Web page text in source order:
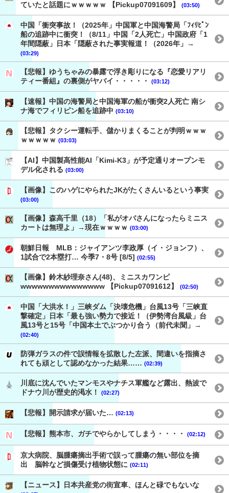
ていたと話題にｗｗｗｗｗ 【Pickup07091609】
(03:50)
中国「衝突事故！（2025年」中国軍と中国海警局「ﾌｨﾘﾋﾟﾝ
船の追跡中に衝突！（8/11」中国「2人死亡」中国政府「1
年間隠蔽」日本「隠蔽された事実報道！（2026年」→
(03:29)
【悲報】ゆうちゃみの暴露で浮き彫りになる『恋愛リアリ
ティー番組』の裏側がヤバイ・・・・・
(03:12)
【速報】中国の海警局と中国海軍の船が衝突2人死亡 南シ
ナ海でフィリピン船を追跡中 (03:10)
【悲報】タクシー運転手、儲かりまくることが判明ｗｗｗ
ｗｗｗｗｗ (03:03)
【AI】中国製高性能AI「Kimi-K3」が予定通りオープンモ
デル化される (03:00)
【画像】このハゲにやられたJKがたくさんいるという事実
(03:00)
【画像】森高千里（18）「私がオバさんになったらミニス
カートは無理よ」→現在ｗｗｗｗ (03:00)
朝鮮日報 MLB：ジャイアンツ李政厚（イ・ジョンフ）、
1試合で2本塁打… 今季7・8号 [8/5] (02:55)
【画像】鈴木紗理奈さん(48)、ミニスカワンピ
wwwwwwwwwwwwwww 【Pickup07091612】
(02:50)
中国「大洪水！」三峡ダム「決壊危機」台風13号「三峡直
撃確定」日本「最も強い勢力で接近！（伊勢湾台風級」台
風13号と15号「中国本土でぶつかり合う（前代未聞」→
(02:40)
防弾ガラスの件で誤情報を拡散した左派、間違いを指摘さ
れても頑として認めなかった結果…… (02:39)
川底に沈んでいたマンモスやナチス軍艦など露出、熱波で
ドナウ川が歴史的渇水！
(02:27)
【悲報】開示請求が届いた… (02:13)
【悲報】熊本市、ガチでやらかしてしまう・・・・ (02:12)
京大病院、脳腫瘍摘出手術で誤って腫瘍の無い部位を摘
出 脳幹など損傷受け植物状態に (02:11)
【ニュース】日本共産党の街宣車、ほんと碌でもないな